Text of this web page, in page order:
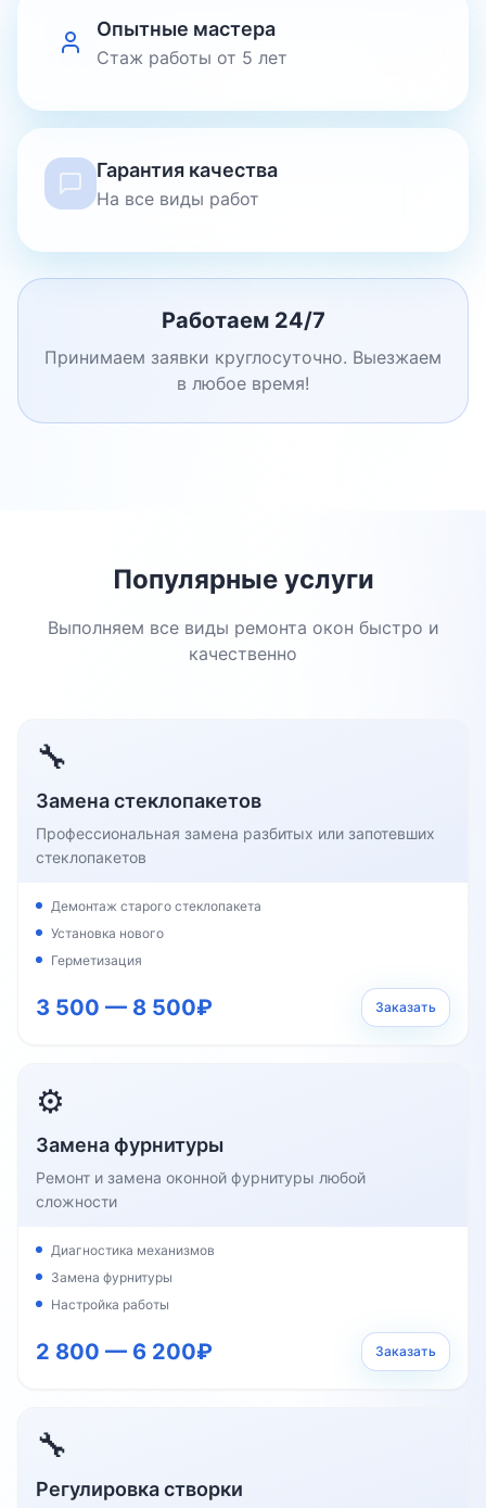
Опытные мастера
Стаж работы от 5 лет
Гарантия качества
На все виды работ
Работаем 24/7
Принимаем заявки круглосуточно. Выезжаем
в любое время!
Популярные услуги
Выполняем все виды ремонта окон быстро и
качественно
🔧
Замена стеклопакетов
Профессиональная замена разбитых или запотевших
стеклопакетов
Демонтаж старого стеклопакета
Установка нового
Герметизация
3 500 — 8 500₽ Заказать
⚙️
Замена фурнитуры
Ремонт и замена оконной фурнитуры любой
сложности
Диагностика механизмов
Замена фурнитуры
Настройка работы
2 800 — 6 200₽ Заказать
🔧
Регулировка створки